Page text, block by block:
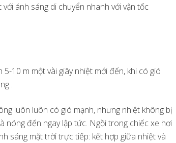
ánh sáng di chuyển nhanh với vận tốc
10 m một vài giây nhiệt mới đến, khi có gió
.
luôn luôn có gió mạnh, nhưng nhiệt không bị
nóng đến ngay lập tức. Ngồi trong chiếc xe hơi
sáng mặt trời trực tiếp: kết hợp giữa nhiệt và